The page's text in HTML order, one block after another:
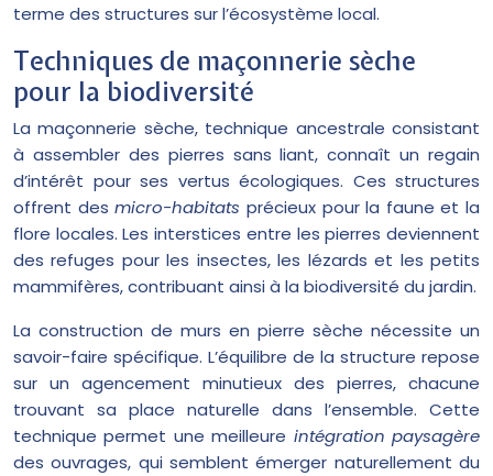
terme des structures sur l’écosystème local.
Techniques de maçonnerie sèche
pour la biodiversité
La maçonnerie sèche, technique ancestrale consistant
à assembler des pierres sans liant, connaît un regain
d’intérêt pour ses vertus écologiques. Ces structures
offrent desmicro-habitats précieux pour la faune et la
flore locales. Les interstices entre les pierres deviennent
des refuges pour les insectes, les lézards et les petits
mammifères, contribuant ainsi à la biodiversité du jardin.
La construction de murs en pierre sèche nécessite un
savoir-faire spécifique. L’équilibre de la structure repose
sur un agencement minutieux des pierres, chacune
trouvant sa place naturelle dans l’ensemble. Cette
technique permet une meilleure intégration paysagère
des ouvrages, qui semblent émerger naturellement du